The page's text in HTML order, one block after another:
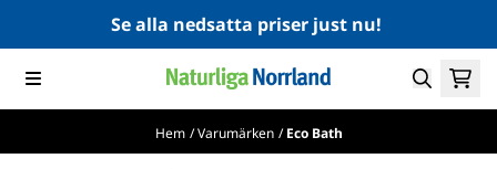
Hoppa till innehållSe alla nedsatta priser just nu!
Hem /Varumärken /Eco Bath